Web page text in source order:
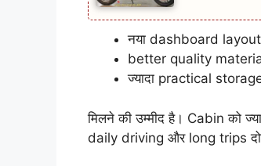
नया dashboard layout
better quality
ज्यादा practical
मिलने की उम्मीद है। Cabin को
daily driving और long trips